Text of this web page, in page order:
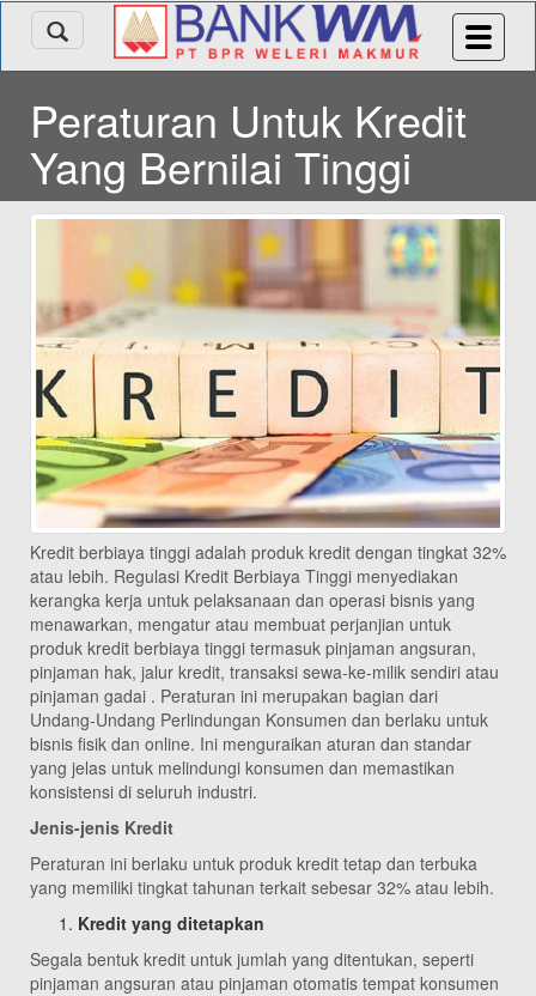
Peraturan Untuk Kredit
Yang Bernilai Tinggi
Kredit berbiaya tinggi adalah produk kredit dengan tingkat 32%
atau lebih. Regulasi Kredit Berbiaya Tinggi menyediakan
kerangka kerja untuk pelaksanaan dan operasi bisnis yang
menawarkan, mengatur atau membuat perjanjian untuk
produk kredit berbiaya tinggi termasuk pinjaman angsuran,
pinjaman hak, jalur kredit, transaksi sewa-ke-milik sendiri atau
pinjaman gadai . Peraturan ini merupakan bagian dari
Undang-Undang Perlindungan Konsumen dan berlaku untuk
bisnis fisik dan online. Ini menguraikan aturan dan standar
yang jelas untuk melindungi konsumen dan memastikan
konsistensi di seluruh industri.
Jenis-jenis Kredit
Peraturan ini berlaku untuk produk kredit tetap dan terbuka
yang memiliki tingkat tahunan terkait sebesar 32% atau lebih.
Kredit yang ditetapkan
Segala bentuk kredit untuk jumlah yang ditentukan, seperti
pinjaman angsuran atau pinjaman otomatis tempat konsumen